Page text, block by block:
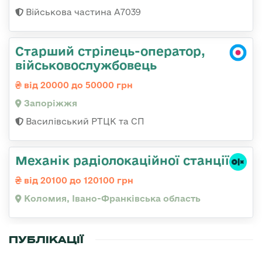
Військова частина А7039
Старший стрілець-оператор,
військовослужбовець
від 20000 до 50000 грн
Запоріжжя
Василівський РТЦК та СП
Механік радіолокаційної станції
від 20100 до 120100 грн
Коломия, Івано-Франківська область
ПУБЛІКАЦІЇ